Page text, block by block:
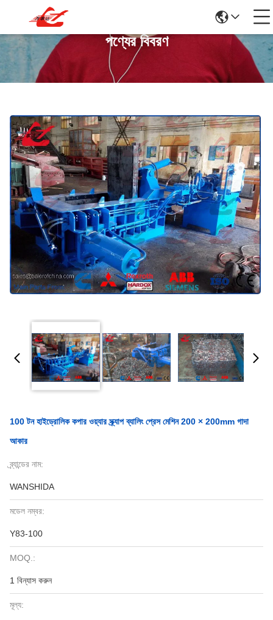
পণ্যের বিবরণ
100 টন হাইড্রোলিক কপার ওয়্যার স্ক্র্যাপ ব্যালিং প্রেস মেশিন 200 × 200mm গাদা
আকার
ব্র্যান্ডের নাম:
WANSHIDA
মডেল নম্বর:
Y83-100
MOQ.:
1 বিন্যাস করুন
মূল্য: